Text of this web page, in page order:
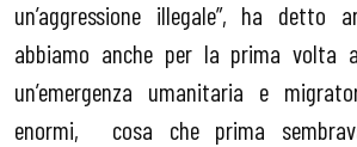
un’aggressione illegale”, ha detto
abbiamo anche per la prima volta
un’emergenza umanitaria e
enormi, cosa che prima